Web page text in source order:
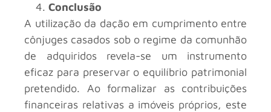
Conclusão
A utilização da dação em cumprimento entre
cônjuges casados sob o regime da comunhão
de adquiridos revela-se um instrumento
eficaz para preservar o equilíbrio patrimonial
pretendido. Ao formalizar as contribuições
financeiras relativas a imóveis próprios, este